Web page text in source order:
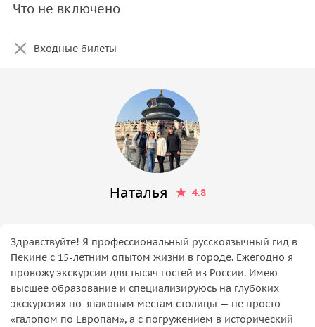
Что не включено
Входные билеты
Наталья 4.8
Здравствуйте! Я профессиональный русскоязычный гид в
Пекине с 15-летним опытом жизни в городе. Ежегодно я
провожу экскурсии для тысяч гостей из России. Имею
высшее образование и специализируюсь на глубоких
экскурсиях по знаковым местам столицы — не просто
«галопом по Европам», а с погружением в исторический